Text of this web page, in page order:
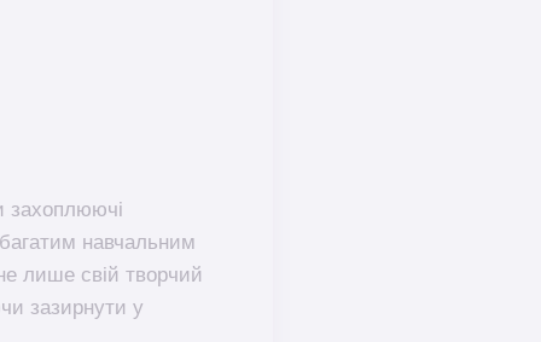
захоплюючі
навчальним
лише свій творчий
зазирнути у